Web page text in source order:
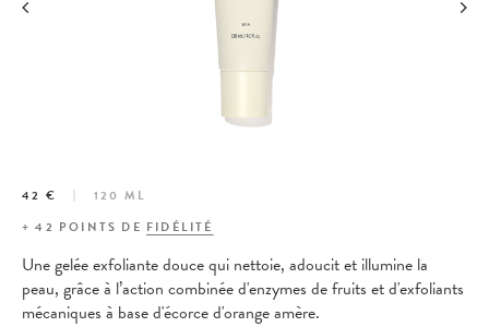
42 €
120 ML
+42 POINTS DE FIDÉLITÉ
Une gelée exfoliante douce qui nettoie, adoucit et illumine la
peau, grâce à l’action combinée d'enzymes de fruits et d'exfoliants
mécaniques à base d'écorce d'orange amère.